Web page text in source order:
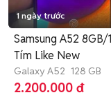
1 ngày trước
Samsung A52 8GB/
Tím Like New
Galaxy A52 128 GB
2.200.000 đ